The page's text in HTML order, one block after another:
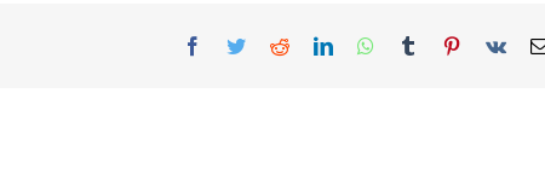
Facebook
TwitterRedditLinkedInWhatsApp
Tumblr Pinterest
Vk